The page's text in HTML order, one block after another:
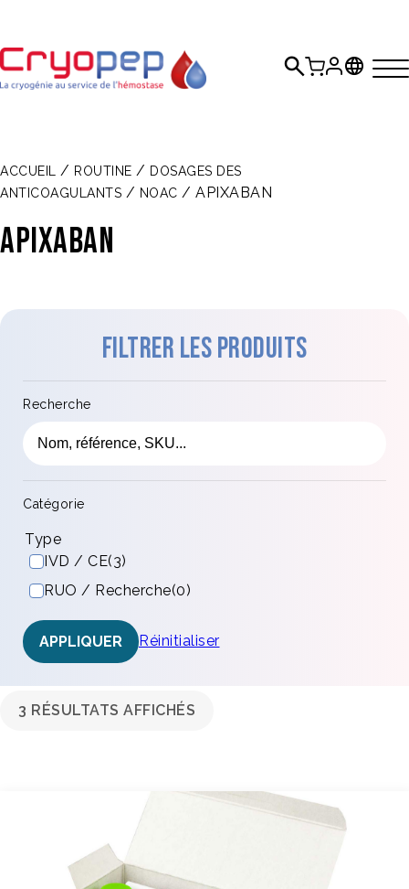
ACCUEIL / ROUTINE / DOSAGES DES
ANTICOAGULANTS / NOAC / APIXABAN
APIXABAN
Filtrer les produits
Recherche
Catégorie
Type
IVD / CE(3)
RUO / Recherche(0)
APPLIQUER Réinitialiser
3 RÉSULTATS AFFICHÉS